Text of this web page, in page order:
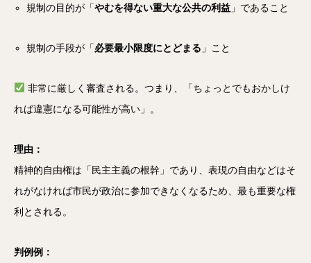
規制の目的が「やむを得ない重大な公共の利益 」であること
規制の手段が「 必要最小限度にとどまる 」こと
非常に厳しく審査される。つまり、「ちょっとでもおかしけ
れば違憲になる可能性が高い」。
理由：
精神的自由権は「民主主義の根幹」であり、表現の自由などはそ
れがなければ市民が政治に参加できなくなるため、最も重要な権
利とされる。
判例例：